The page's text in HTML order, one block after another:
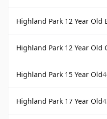
Highland Park 12 Year Old
Highland Park 12 Year Old
Highland Park 15 Year Old
Highland Park 17 Year Old